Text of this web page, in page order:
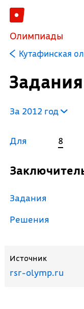
Олимпиады
Кутафинская
Задания
За 2012 год
Для 8
Задания
Решения
Источник
rsr-olymp.ru